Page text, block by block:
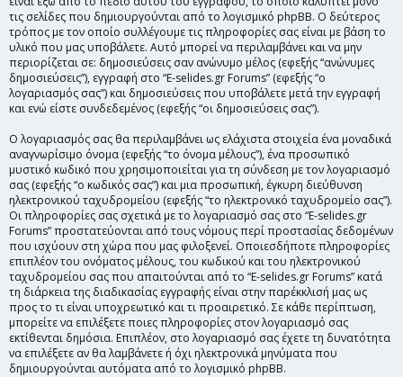
τις σελίδες που δημιουργούνται από το λογισμικό phpBB. Ο δεύτερος
τρόπος με τον οποίο συλλέγουμε τις πληροφορίες σας είναι με βάση το
υλικό που μας υποβάλετε. Αυτό μπορεί να περιλαμβάνει και να μην
περιορίζεται σε: δημοσιεύσεις σαν ανώνυμο μέλος (εφεξής “ανώνυμες
δημοσιεύσεις”), εγγραφή στο “E-selides.gr Forums” (εφεξής “ο
λογαριασμός σας”) και δημοσιεύσεις που υποβάλετε μετά την εγγραφή
και ενώ είστε συνδεδεμένος (εφεξής “οι δημοσιεύσεις σας”).
Ο λογαριασμός σας θα περιλαμβάνει ως ελάχιστα στοιχεία ένα μοναδικά
αναγνωρίσιμο όνομα (εφεξής “το όνομα μέλους”), ένα προσωπικό
μυστικό κωδικό που χρησιμοποιείται για τη σύνδεση με τον λογαριασμό
σας (εφεξής “ο κωδικός σας”) και μια προσωπική, έγκυρη διεύθυνση
ηλεκτρονικού ταχυδρομείου (εφεξής “το ηλεκτρονικό ταχυδρομείο σας”).
Οι πληροφορίες σας σχετικά με το λογαριασμό σας στο “E-selides.gr
Forums” προστατεύονται από τους νόμους περί προστασίας δεδομένων
που ισχύουν στη χώρα που μας φιλοξενεί. Οποιεσδήποτε πληροφορίες
επιπλέον του ονόματος μέλους, του κωδικού και του ηλεκτρονικού
ταχυδρομείου σας που απαιτούνται από το “E-selides.gr Forums” κατά
τη διάρκεια της διαδικασίας εγγραφής είναι στην παρέκκλισή μας ως
προς το τι είναι υποχρεωτικό και τι προαιρετικό. Σε κάθε περίπτωση,
μπορείτε να επιλέξετε ποιες πληροφορίες στον λογαριασμό σας
εκτίθενται δημόσια. Επιπλέον, στο λογαριασμό σας έχετε τη δυνατότητα
να επιλέξετε αν θα λαμβάνετε ή όχι ηλεκτρονικά μηνύματα που
δημιουργούνται αυτόματα από το λογισμικό phpBB.